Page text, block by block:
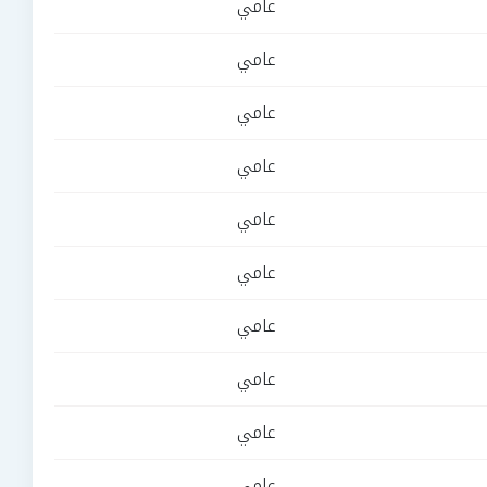
عامي
عامي
عامي
عامي
عامي
عامي
عامي
عامي